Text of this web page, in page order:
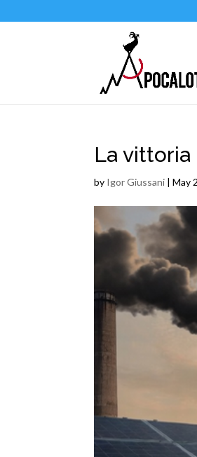
La vittoria
by Igor Giussani |May